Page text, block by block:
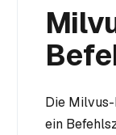
Die
ein